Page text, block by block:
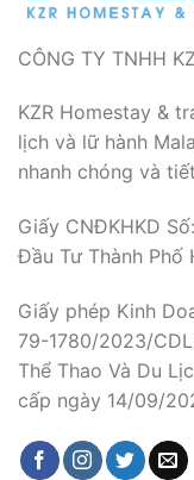
CÔNG TY TNHH
KZR Homestay &
lịch và lữ hành
nhanh chóng và
Giấy CNĐKHKD
Đầu Tư Thành
Giấy phép Kinh
79-1780/2023/
Thể Thao Và Du
cấp ngày 14/09/